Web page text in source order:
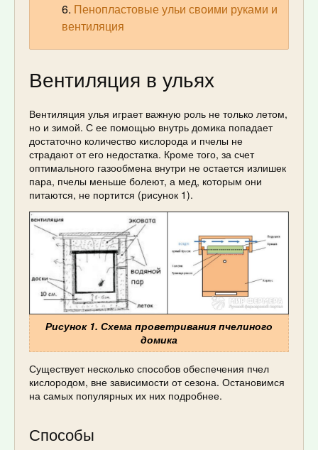
Пенопластовые ульи своими руками и
вентиляция
Вентиляция в ульях
Вентиляция улья играет важную роль не только летом,
но и зимой. С ее помощью внутрь домика попадает
достаточно количество кислорода и пчелы не
страдают от его недостатка. Кроме того, за счет
оптимального газообмена внутри не остается излишек
пара, пчелы меньше болеют, а мед, которым они
питаются, не портится (рисунок 1).
Рисунок 1. Схема проветривания пчелиного
домика
Существует несколько способов обеспечения пчел
кислородом, вне зависимости от сезона. Остановимся
на самых популярных их них подробнее.
Способы